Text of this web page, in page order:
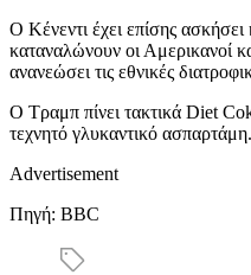
Ο Κένεντι έχει επίσης
καταναλώνουν οι Αμερικανοί
ανανεώσει τις εθνικές
Ο Τραμπ πίνει τακτικά Diet
τεχνητό γλυκαντικό ασπαρτάμη.
Advertisement
Πηγή: BBC